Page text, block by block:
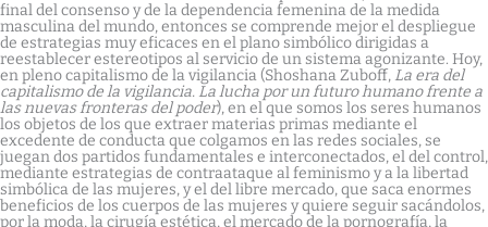
final del consenso y de la dependencia femenina de la medida
masculina del mundo, entonces se comprende mejor el despliegue
de estrategias muy eficaces en el plano simbólico dirigidas a
reestablecer estereotipos al servicio de un sistema agonizante. Hoy,
en pleno capitalismo de la vigilancia (Shoshana Zuboff, La era del
capitalismo de la vigilancia. La lucha por un futuro humano frente a
las nuevas fronteras del poder), en el que somos los seres humanos
los objetos de los que extraer materias primas mediante el
excedente de conducta que colgamos en las redes sociales, se
juegan dos partidos fundamentales e interconectados, el del control,
mediante estrategias de contraataque al feminismo y a la libertad
simbólica de las mujeres, y el del libre mercado, que saca enormes
beneficios de los cuerpos de las mujeres y quiere seguir sacándolos,
por la moda, la cirugía estética, el mercado de la pornografía, la